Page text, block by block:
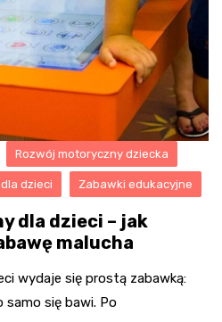
Rozwój motoryczny dziecka
dzieci Zabawki edukacyjne
dla dzieci – jak
malucha
wydaje się prostą zabawką:
samo się bawi. Po